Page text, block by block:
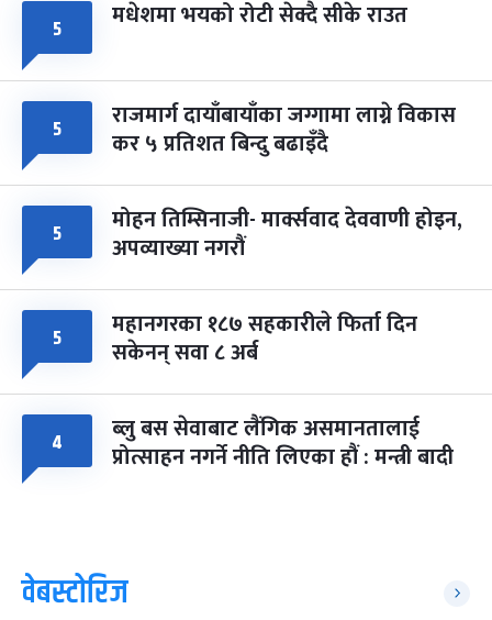
५ मधेशमा भयको रोटी सेक्दै सीके राउत
५ राजमार्ग दायाँबायाँका जग्गामा लाग्ने विकास
कर ५ प्रतिशत बिन्दु बढाइँदै
५ मोहन तिम्सिनाजी- मार्क्सवाद देववाणी होइन,
अपव्याख्या नगरौं
५ महानगरका १८७ सहकारीले फिर्ता दिन
सकेनन् सवा ८ अर्ब
४ ब्लु बस सेवाबाट लैंगिक असमानतालाई
प्रोत्साहन नगर्ने नीति लिएका हौं : मन्त्री बादी
वेबस्टोरिज